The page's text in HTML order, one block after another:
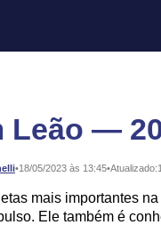
Leão —
•18/05/2023 às 13:45•Atualizado:
mais importantes
Ele também é